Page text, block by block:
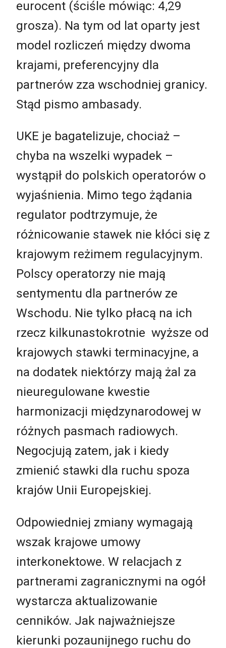
eurocent (ściśle mówiąc: 4,29
grosza). Na tym od lat oparty jest
model rozliczeń między dwoma
krajami, preferencyjny dla
partnerów zza wschodniej granicy.
Stąd pismo ambasady.
UKE je bagatelizuje, chociaż –
chyba na wszelki wypadek –
wystąpił do polskich operatorów o
wyjaśnienia. Mimo tego żądania
regulator podtrzymuje, że
różnicowanie stawek nie kłóci się z
krajowym reżimem regulacyjnym.
Polscy operatorzy nie mają
sentymentu dla partnerów ze
Wschodu. Nie tylko płacą na ich
rzecz kilkunastokrotnie wyższe od
krajowych stawki terminacyjne, a
na dodatek niektórzy mają żal za
nieuregulowane kwestie
harmonizacji międzynarodowej w
różnych pasmach radiowych.
Negocjują zatem, jak i kiedy
zmienić stawki dla ruchu spoza
krajów Unii Europejskiej.
Odpowiedniej zmiany wymagają
wszak krajowe umowy
interkonektowe. W relacjach z
partnerami zagranicznymi na ogół
wystarcza aktualizowanie
cenników. Jak najważniejsze
kierunki pozaunijnego ruchu do